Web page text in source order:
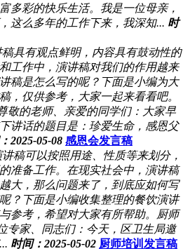
多彩的快乐生活。我是一位母亲，
这么多年的工作下来，我深知... 时
稿具有观点鲜明，内容具有鼓动性的
工作中，演讲稿对我们的作用越来
稿是怎么写的呢？下面是小编为大
，仅供参考，大家一起来看看吧。
敬的老师、亲爱的同学们：大家早
讲话的题目是：珍爱生命，感恩父
2025-05-08 感恩会发言稿
讲稿可以按照用途、性质等来划分，
准备工作。在现实社会中，演讲稿
大，那么问题来了，到底应如何写
？下面是小编收集整理的餐饮演讲
参考，希望对大家有所帮助。厨师
专家、同志们：今天，区卫生局邀
时间：2025-05-02 厨师培训发言稿